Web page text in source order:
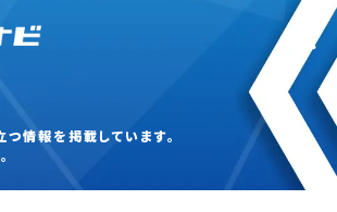
情報を掲載しています。